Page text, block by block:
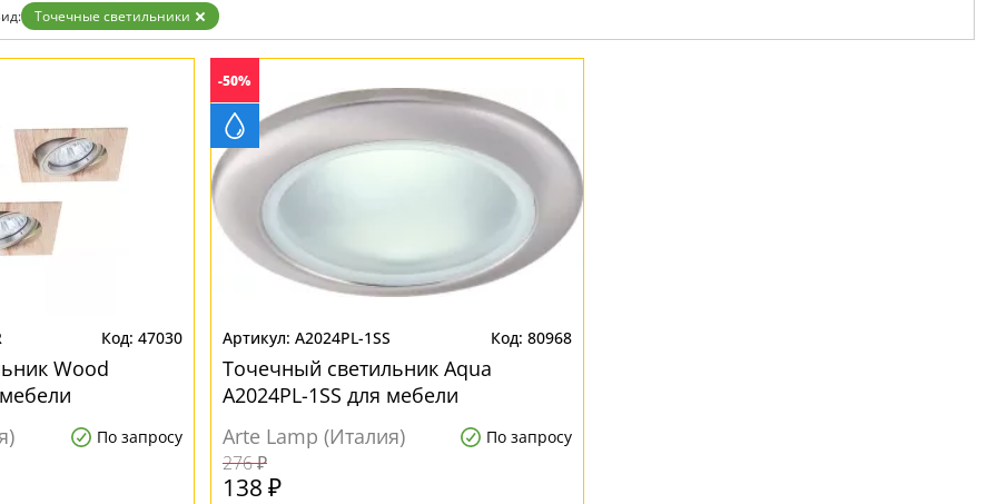
Бронза
Золото
Прозрачные
Точечные светильники
47030
Wood
По запросу
-50%
A2024PL-1SS 80968
Точечный светильник Aqua
A2024PL-1SS для мебели
Arte Lamp (Италия)
По запросу
276 ₽
138 ₽